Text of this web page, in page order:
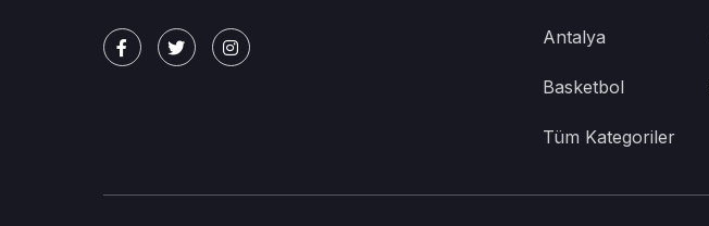
Antalya
Basketbol
Tüm Kategoriler